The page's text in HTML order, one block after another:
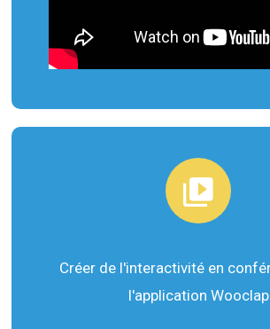
Créer de l'interactivité en
l'application Wooclap